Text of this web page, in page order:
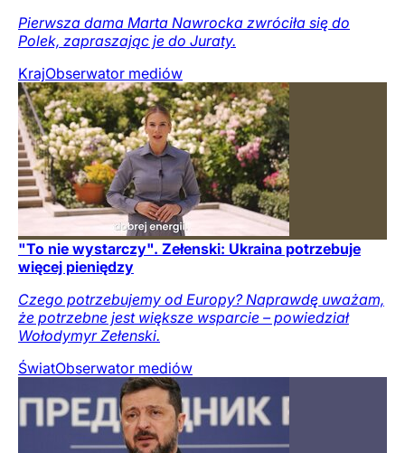
Pierwsza dama Marta Nawrocka zwróciła się do
Polek, zapraszając je do Juraty.
KrajObserwator mediów
"To nie wystarczy". Zełenski: Ukraina potrzebuje
więcej pieniędzy
Czego potrzebujemy od Europy? Naprawdę uważam,
że potrzebne jest większe wsparcie – powiedział
Wołodymyr Zełenski.
ŚwiatObserwator mediów